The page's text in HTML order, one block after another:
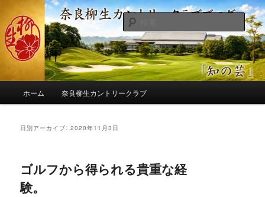
ン
コ
ン
へ
コ
ン
ツ
移
奈良柳生カントリークラブ総支配人
ブログ
季節の話題、クラブの出来事、コースの改修・更新作業、ゴルフに関する随
筆、喜怒哀楽などを気まぐれに発信します。
検
索
ホーム 奈良柳生カントリークラブ
日別アーカイブ:2020年11月3日
ゴルフから得られる貴重な経
験。